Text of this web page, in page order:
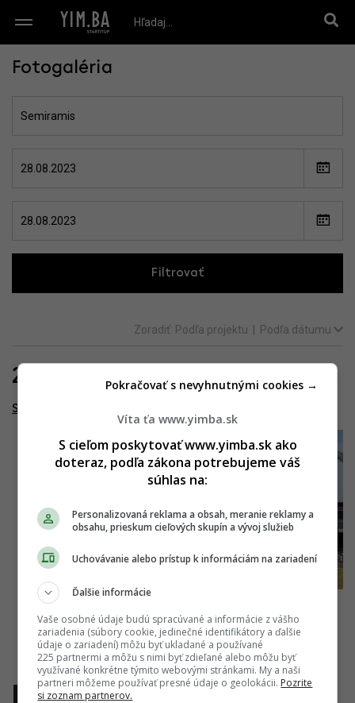
Fotogaléria
Filtrovať
Zoradiť: Podľa projektu Podľa dátumu
28.08.2023
Semiramis
Víta ťa www.yimba.sk
S cieľom poskytovať www.yimba.sk ako
doteraz, podľa zákona potrebujeme váš
súhlas na:
Personalizovaná reklama a obsah, meranie reklamy a
obsahu, prieskum cieľových skupín a vývoj služieb
Uchovávanie alebo prístup k informáciám na zariadení
Ďalšie informácie
Vaše osobné údaje budú spracúvané a informácie z vášho
zariadenia (súbory cookie, jedinečné identifikátory a ďalšie
údaje o zariadení) môžu byť ukladané a používané
225 partnermi a môžu s nimi byť zdieľané alebo môžu byť
využívané konkrétne týmito webovými stránkami. My a naši
partneri môžeme používať presné údaje o geolokácii. Pozrite
si zoznam partnerov.
Pokračovať s nevyhnutnými cookies →